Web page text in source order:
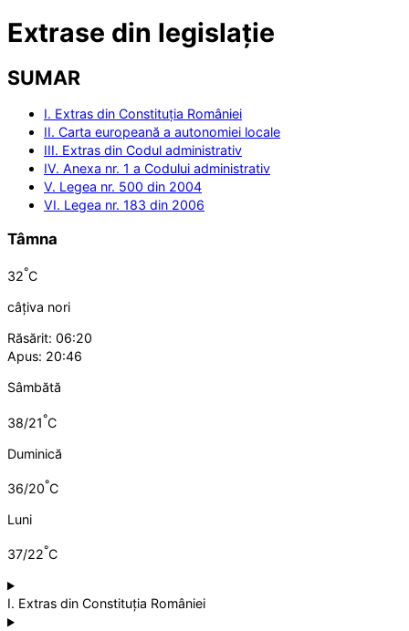
Extrase din legislație
SUMAR
I. Extras din Constituția României
II. Carta europeană a autonomiei locale
III. Extras din Codul administrativ
IV. Anexa nr. 1 a Codului administrativ
V. Legea nr. 500 din 2004
VI. Legea nr. 183 din 2006
Tâmna
32°C
câțiva nori
Răsărit: 06:20
Apus: 20:46
Sâmbătă
38/21°C
Duminică
36/20°C
Luni
37/22°C
I. Extras din Constituția României